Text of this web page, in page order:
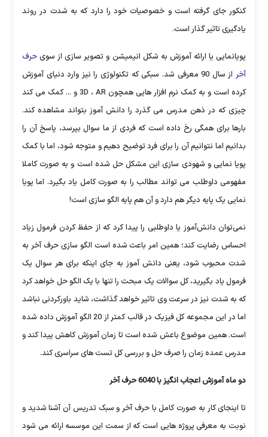
کنکور جای گرفته است و خصوصیات خود را دارد که به شدت در روند
یادگیری تاثیر گذار است.
پویانمایی یا ارائه آموزش به شکل انیمیشن و تصویر سازی از سوی حرف
آخر
از سال 90 معرفی شد. سبکی که تکنولوژی را نیز وارد دنیای آموزش
کرده است و به کمک نرم افزار هایی همچون 3D ، AR و ... کمک می کند
چیزی که در ذهن مدرس می گذرد را دانش آموز بتواند مشاهده کند.
بارها برای همگی رخ داده است که فردی از ما سوال بپرسد، پاسخ آن را
بدانیم اما نتوانیم آن را برای فرد توضیح دهیم و متوجه شود، اما با کمک
پویا نمایی و شهودی سازی این مشکل حل شده است و به صورت کاملا
مفهومی داوطلب می تواند مطالب را به صورت کامل یاد بگیرد. اما پویا
نمایی یک پایه دیگر هم دارد و آن هم پایه الگو سازی است!
نمی‌توان دانش‌آموز یا داوطلبی را پیدا کرد که از حفظ کردن فرمول زیاد
احساس رضایت کند؛ همین امر باعث شده است الگو سازی حرف آخر به
شدت محبوب شود، یعنی دانش آموز به جای اینکه برای هر سوال یک
فرمول یاد بگیرید، کل سوالات یک مبحث را تنها با یک الگو حل خواهد کرد
که به شدت نیز در سرعت وی تاثیر خواهد گذاشت، شاید باورکردنی نباشد
اما در این مجموعه کل فیزیک در قالب کمتر از 20 الگو آموزش داده شده
است. همین موضوع باعش شده است تا زمان آموزش کاهش پیدا کند و
مدرس عمده زمان را صرف حل و بررسی کل تست های سراسری کند.
دو ماه آموزش اعجاب انگیز با 6040 حرف آخر
تا اینجای کار به صورت کامل با حرف آخر و سبک تدریس آن آشنا شدید و
نوبت به معرفی پروژه هایی است که از سمت این موسسه ارائه می شود